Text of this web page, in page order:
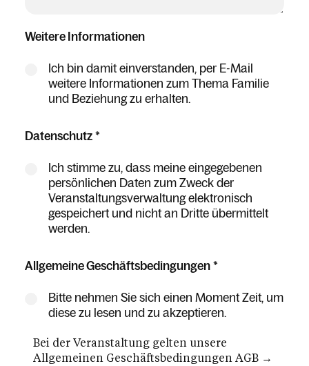
Weitere Informationen
Ich bin damit einverstanden, per E-Mail
weitere Informationen zum Thema Familie
und Beziehung zu erhalten.
Datenschutz *
Ich stimme zu, dass meine eingegebenen
persönlichen Daten zum Zweck der
Veranstaltungsverwaltung elektronisch
gespeichert und nicht an Dritte übermittelt
werden.
Allgemeine Geschäftsbedingungen *
Bitte nehmen Sie sich einen Moment Zeit, um
diese zu lesen und zu akzeptieren.
Bei der Veranstaltung gelten unsere
Allgemeinen GeschäftsbedingungenAGB →